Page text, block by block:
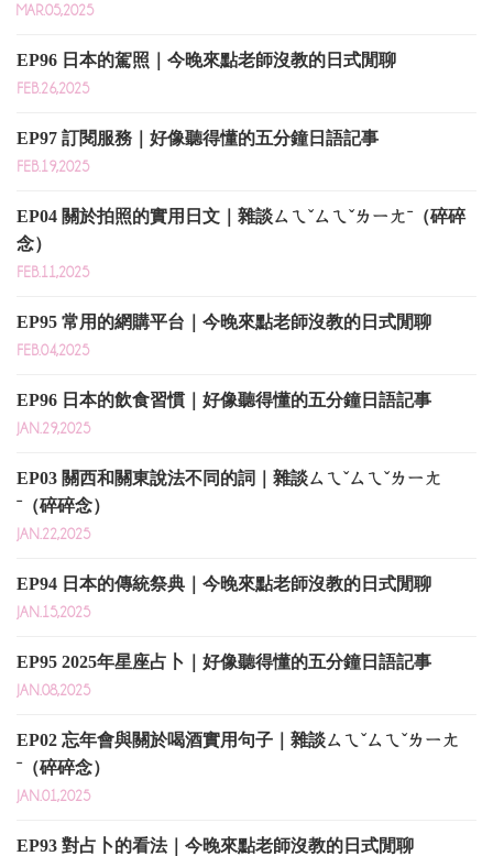
MAR.05,2025
EP96 日本的駕照｜今晚來點老師沒教的日式閒聊
FEB.26,2025
EP97 訂閱服務｜好像聽得懂的五分鐘日語記事
FEB.19,2025
EP04 關於拍照的實用日文｜雜談ㄙㄟˇㄙㄟˇㄌㄧㄤˉ（碎碎
念）
FEB.11,2025
EP95 常用的網購平台｜今晚來點老師沒教的日式閒聊
FEB.04,2025
EP96 日本的飲食習慣｜好像聽得懂的五分鐘日語記事
JAN.29,2025
EP03 關西和關東說法不同的詞｜雜談ㄙㄟˇㄙㄟˇㄌㄧㄤ
ˉ（碎碎念）
JAN.22,2025
EP94 日本的傳統祭典｜今晚來點老師沒教的日式閒聊
JAN.15,2025
EP95 2025年星座占卜｜好像聽得懂的五分鐘日語記事
JAN.08,2025
EP02 忘年會與關於喝酒實用句子｜雜談ㄙㄟˇㄙㄟˇㄌㄧㄤ
ˉ（碎碎念）
JAN.01,2025
EP93 對占卜的看法｜今晚來點老師沒教的日式閒聊